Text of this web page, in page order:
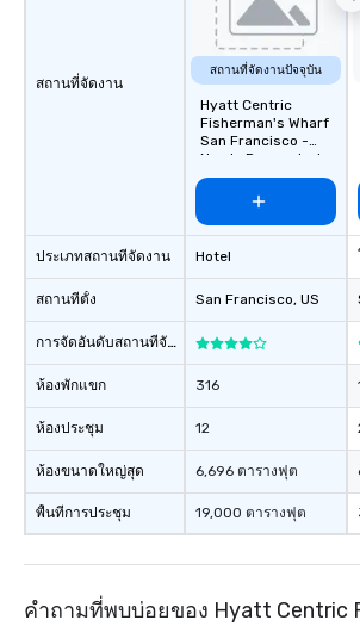
สถานที่จัดงาน
ประเภทสถานที่จัดงาน
สถานที่ตั้ง
การจัดอันดับสถานที่จัดงาน
ห้องพักแขก
ห้องประชุม
ห้องขนาดใหญ่สุด
พื้นที่การประชุม
สถานที่จัดงานปัจจุบัน
Hyatt Centric
Fisherman's Wharf
San Francisco -
Newly Renovated
Hotel
San Francisco, US
316
12
6,696 ตารางฟุต
19,000 ตารางฟุต
คำถามที่พบบ่อยของ Hyatt Centric